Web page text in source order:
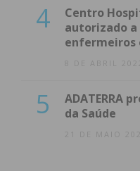
4
Centro
autorizado
enfermeiros
8 DE ABRIL 2022
5
ADATERRA
da Saúde
21 DE MAIO